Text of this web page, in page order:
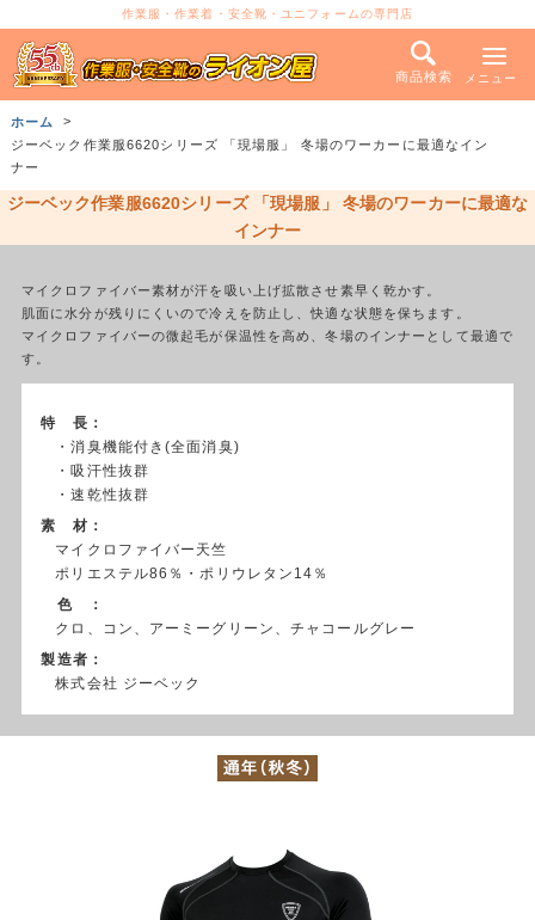
作業服・作業着・安全靴・ユニフォームの専門店
商品検索 メニュー
ホーム
ジーベック作業服6620シリーズ 「現場服」 冬場のワーカーに最適なイン
ナー
ジーベック作業服6620シリーズ 「現場服」 冬場のワーカーに最適な
インナー
マイクロファイバー素材が汗を吸い上げ拡散させ素早く乾かす。
肌面に水分が残りにくいので冷えを防止し、快適な状態を保ちます。
マイクロファイバーの微起毛が保温性を高め、冬場のインナーとして最適で
す。
特 長：
・消臭機能付き(全面消臭)
・吸汗性抜群
・速乾性抜群
素 材：
マイクロファイバー天竺
ポリエステル86％・ポリウレタン14％
色 ：
クロ、コン、アーミーグリーン、チャコールグレー
製造者：
株式会社 ジーベック